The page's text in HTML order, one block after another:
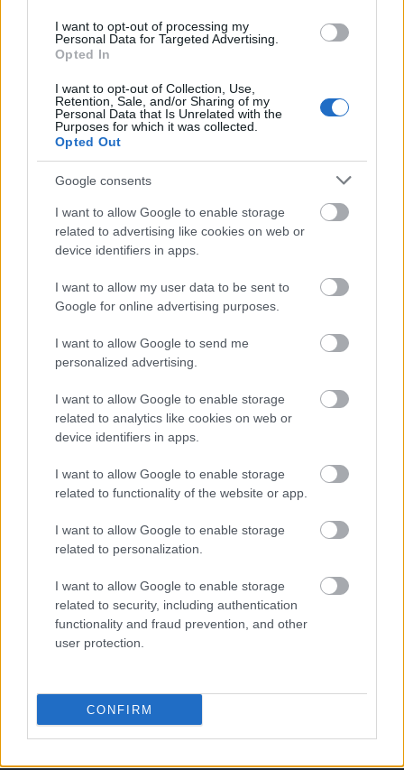
I want to opt-out of processing my
Personal Data for Targeted Advertising.
Opted In
I want to opt-out of Collection, Use,
Retention, Sale, and/or Sharing of my
Personal Data that Is Unrelated with the
Purposes for which it was collected.
Opted Out
Google consents
I want to allow Google to enable storage
related to advertising like cookies on web or
device identifiers in apps.
I want to allow my user data to be sent to
Google for online advertising purposes.
I want to allow Google to send me
personalized advertising.
I want to allow Google to enable storage
related to analytics like cookies on web or
device identifiers in apps.
I want to allow Google to enable storage
related to functionality of the website or app.
I want to allow Google to enable storage
related to personalization.
I want to allow Google to enable storage
related to security, including authentication
functionality and fraud prevention, and other
user protection.
CONFIRM
Τα αποτελέσματα της έρευνας αναδεικνύουν τη
σταθερή δυναμική της Ελλάδας ως έναν από τους
στην Ευρώπη. Η χώρα συνεχίζει να συγκεντρώνει
υψηλά ποσοστά επαναλαμβανόμενων
πρόθυμοι να διατηρήσουν ένα επίπεδο δαπανών.
Τώρα το επίπεδο βέβαια θα εξαρτηθεί κι από το
πόσο θα στενέψει το πορτοφόλι τους η
ενεργειακή και πληθωριστική κρίση.
Η κόντρα ΕΤΕ - ΕΚΠΟΙΖΩ
συνεχίζεται
Εν τέλει μιανέα ανακοίνωση από την ΕΚΠΟΙΖΩ
επιχειρεί να διευκρινίσει τα πράγματα σε σχέση
με τις χρεώσεις σε λογαριασμούς της Εθνικής,
ανακοίνωση της ένωσης για τους λογαριασμούς
αυτούς. Τα πράγματα είναι μάλλον ξεκάθαρα, όσο
κι αν οι ανακοινώσεις εν τέλει τα περιπλέκουν.